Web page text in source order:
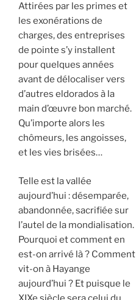
Attirées par les primes et
les exonérations de
charges, des entreprises
de pointe s’y installent
pour quelques années
avant de délocaliser vers
d’autres eldorados à la
main d’œuvre bon marché.
Qu’importe alors les
chômeurs, les angoisses,
et les vies brisées…
Telle est la vallée
aujourd’hui : désemparée,
abandonnée, sacrifiée sur
l’autel de la mondialisation.
Pourquoi et comment en
est-on arrivé là ? Comment
vit-on à Hayange
aujourd’hui ? Et puisque le